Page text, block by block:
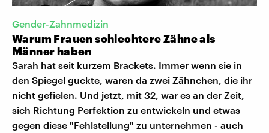
Gender-Zahnmedizin
Warum Frauen schlechtere Zähne als
Männer haben
Sarah hat seit kurzem Brackets. Immer wenn sie in
den Spiegel guckte, waren da zwei Zähnchen, die ihr
nicht gefielen. Und jetzt, mit 32, war es an der Zeit,
sich Richtung Perfektion zu entwickeln und etwas
gegen diese "Fehlstellung" zu unternehmen - auch